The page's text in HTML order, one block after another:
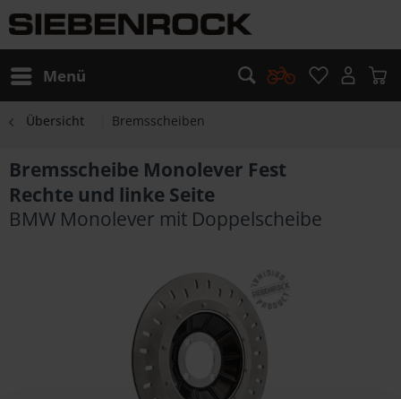
Menü
Übersicht Bremsscheiben
Bremsscheibe Monolever Fest
Rechte und linke Seite
BMW Monolever mit Doppelscheibe